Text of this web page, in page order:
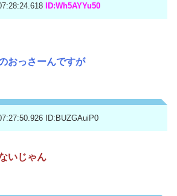
ID:Wh5AYYu50
おっさーんですが
ID:BUZGAuiP0
いじゃん